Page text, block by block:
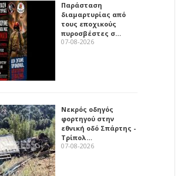
Παράσταση
διαμαρτυρίας από
τους εποχικούς
πυροσβέστες σ…
07-08-2026
Νεκρός οδηγός
φορτηγού στην
εθνική οδό Σπάρτης -
Τρίπολ…
07-08-2026